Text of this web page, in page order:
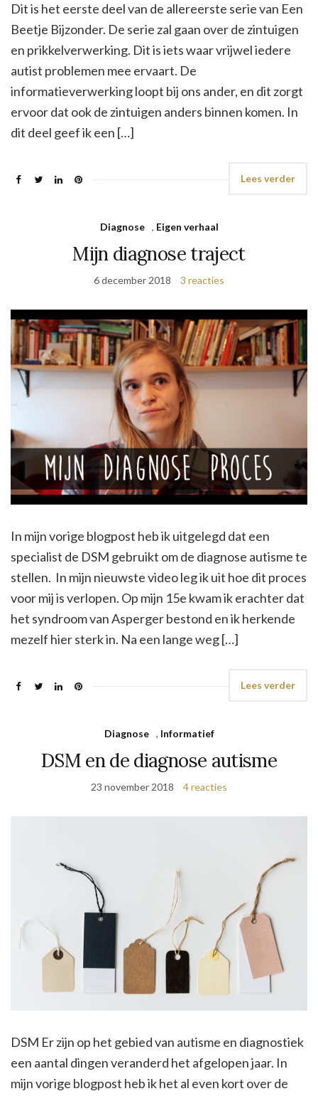
Dit is het eerste deel van de allereerste serie van Een
Beetje Bijzonder. De serie zal gaan over de zintuigen
en prikkelverwerking. Dit is iets waar vrijwel iedere
autist problemen mee ervaart. De
informatieverwerking loopt bij ons ander, en dit zorgt
ervoor dat ook de zintuigen anders binnen komen. In
dit deel geef ik een […]
Lees verder
Diagnose , Eigen verhaal
Mijn diagnose traject
6 december 2018 3 reacties
In mijn vorige blogpost heb ik uitgelegd dat een
specialist de DSM gebruikt om de diagnose autisme te
stellen. In mijn nieuwste video leg ik uit hoe dit proces
voor mij is verlopen. Op mijn 15e kwam ik erachter dat
het syndroom van Asperger bestond en ik herkende
mezelf hier sterk in. Na een lange weg […]
Lees verder
Diagnose , Informatief
DSM en de diagnose autisme
23 november 2018 4 reacties
DSM Er zijn op het gebied van autisme en diagnostiek
een aantal dingen veranderd het afgelopen jaar. In
mijn vorige blogpost heb ik het al even kort over de